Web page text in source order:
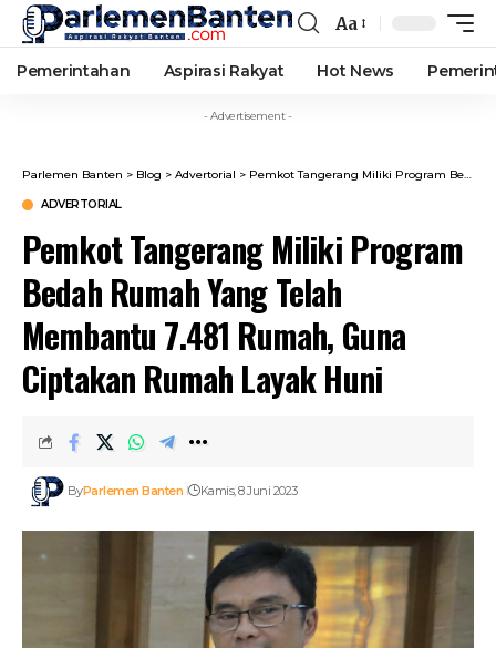
Font
Resizer
Aa
Pemerintahan Aspirasi Rakyat Hot News
- Advertisement -
Parlemen Banten > Blog > Advertorial > Pemkot Tangerang Miliki Program Bedah Rumah Yang Telah Membantu 7.481 Rumah, Guna Ciptakan Rumah Layak Huni
ADVERTORIAL
Pemkot Tangerang Miliki Program
Bedah Rumah Yang Telah
Membantu 7.481 Rumah, Guna
Ciptakan Rumah Layak Huni
ByParlemen Banten Kamis, 8 Juni 2023